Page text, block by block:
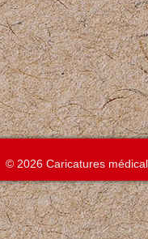
© 2026 Caricatures